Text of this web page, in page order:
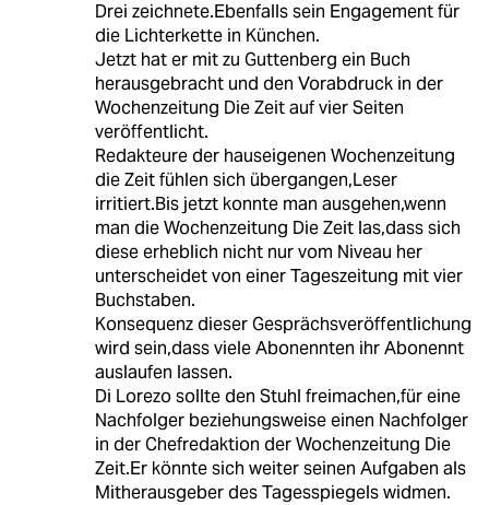
Drei zeichnete.Ebenfalls sein Engagement für
die Lichterkette in Künchen.
Jetzt hat er mit zu Guttenberg ein Buch
herausgebracht und den Vorabdruck in der
Wochenzeitung Die Zeit auf vier Seiten
veröffentlicht.
Redakteure der hauseigenen Wochenzeitung
die Zeit fühlen sich übergangen,Leser
irritiert.Bis jetzt konnte man ausgehen,wenn
man die Wochenzeitung Die Zeit las,dass sich
diese erheblich nicht nur vom Niveau her
unterscheidet von einer Tageszeitung mit vier
Buchstaben.
Konsequenz dieser Gesprächsveröffentlichung
wird sein,dass viele Abonennten ihr Abonennt
auslaufen lassen.
Di Lorezo sollte den Stuhl freimachen,für eine
Nachfolger beziehungsweise einen Nachfolger
in der Chefredaktion der Wochenzeitung Die
Zeit.Er könnte sich weiter seinen Aufgaben als
Mitherausgeber des Tagesspiegels widmen.